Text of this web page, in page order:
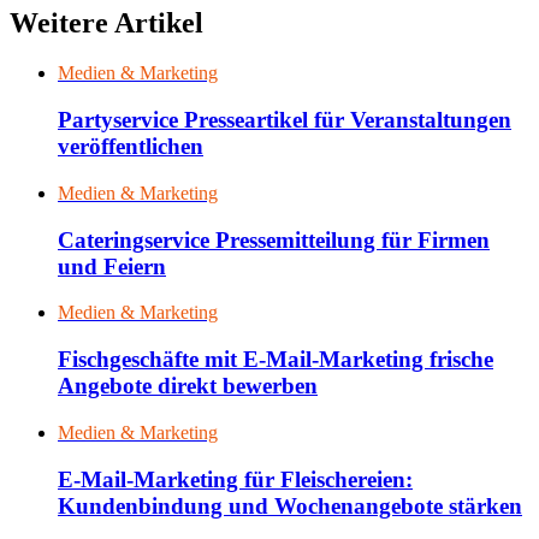
Weitere Artikel
Medien & Marketing
Partyservice Presseartikel für Veranstaltungen
veröffentlichen
Medien & Marketing
Cateringservice Pressemitteilung für Firmen
und Feiern
Medien & Marketing
Fischgeschäfte mit E-Mail-Marketing frische
Angebote direkt bewerben
Medien & Marketing
E-Mail-Marketing für Fleischereien:
Kundenbindung und Wochenangebote stärken